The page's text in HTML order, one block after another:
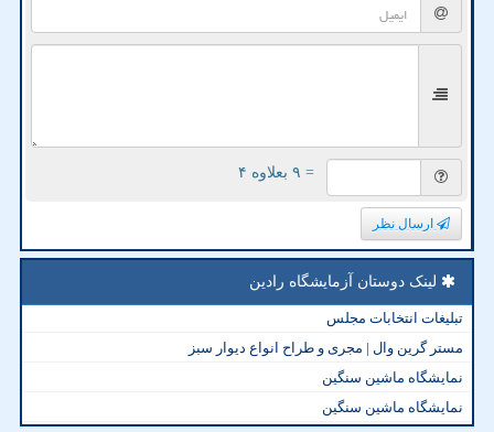
= ۹ بعلاوه ۴
ارسال نظر
لینک دوستان آزمایشگاه رادین
تبلیغات انتخابات مجلس
مستر گرین وال | مجری و طراح انواع دیوار سبز
نمایشگاه ماشین سنگین
نمایشگاه ماشین سنگین